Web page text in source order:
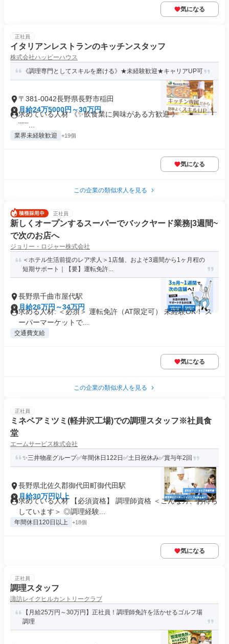
気になる
正社員
イタリアンレストランのキッチンスタッフ
株式会社ハッピーハウス
《調理専門としてスキルを磨ける》★未経験歓迎★キャリアUP可
〒381-0042長野県長野市稲田
月給24万5000円～30万円
求めている人材 《✨飲食業に興味がある方歓迎 》 ¨¨¨¨¨¨¨¨¨¨¨¨¨¨
¨¨¨¨...
業界未経験歓迎 +19個
気になる
この企業の類似求人を見る
正社員
新しくオープンするスーパーでバックヤード業務|3週間~
で次のお店へ
ジョリー・ロジャー株式会社
＜ホテル生活前提のレア求人＞1店舗、およそ3週間から1ヶ月程の
短期サポート｜【要】運転免許...
長野県千曲市屋代駅
月給26万円～34万円
求める人材: ＜必須＞ 運転免許（AT限定可） 未経験OK！ ス
ーパーマーケットで...
交通費支給
気になる
この企業の類似求人を見る
正社員
ミネベアミツミ(軽井沢工場)での調理スタッフ※社員食
堂
エームサービス株式会社
✨三井物産グループ✅年間休日122日✅土日祝休み✅賞与年2回
長野県北佐久郡御代田町御代田駅
月給30万円以上
求めている人材 【必須資格】 調理師資格 ＜こんな方、お待ち
しています＞ ◎調理経験...
年間休日120日以上 +18個
気になる
正社員
調理スタッフ
諏訪レイクヒルカントリークラブ
【月給25万円～30万円】正社員！調理師免許を活かせるゴルフ場
調理